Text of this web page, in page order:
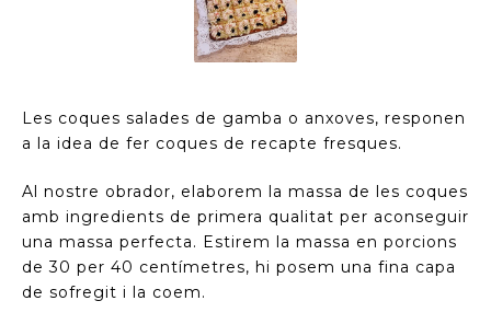
Les coques salades de gamba o anxoves, responen
a la idea de fer coques de recapte fresques.
Al nostre obrador, elaborem la massa de les coques
amb ingredients de primera qualitat per aconseguir
una massa perfecta. Estirem la massa en porcions
de 30 per 40 centímetres, hi posem una fina capa
de sofregit i la coem.